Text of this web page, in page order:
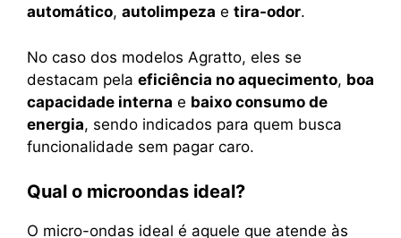
automático, autolimpeza e tira-odor.
No caso dos modelos Agratto, eles se
destacam pela eficiência no aquecimento, boa
capacidade interna e baixo consumo de
energia, sendo indicados para quem busca
funcionalidade sem pagar caro.
Qual o microondas ideal?
O micro-ondas ideal é aquele que atende às